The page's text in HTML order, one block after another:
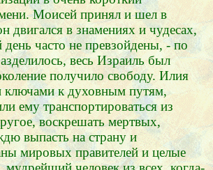
Моисей принял и шел в
двигался в знамениях и чудесах,
день часто не превзойдены, - по
весь Израиль был
получило свободу. Илия
ключами к духовным путям,
ему транспортироваться из
воскрешать мертвых,
выпасть на страну и
мировых правителей и целые